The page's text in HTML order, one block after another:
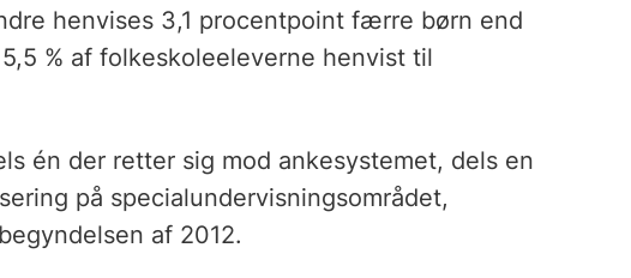
henvises 3,1 procentpoint færre børn end
% af folkeskoleeleverne henvist til
én der retter sig mod ankesystemet, dels en
på specialundervisningsområdet,
af 2012.